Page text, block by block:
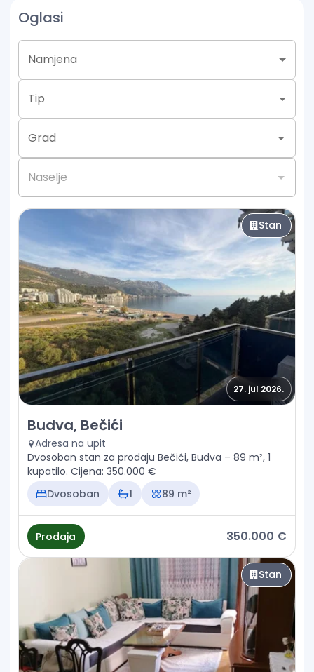
- Rent a car
- Usluge odrzavanja stanova/kuca
- Saradnja sa renomiranom agencijom za uredjenje
enterijera,projektovanje i renoviranje stanova i kuca.
Oglasi
Namjena
Tip
Grad
Naselje
Stan
27. jul 2026.
Prodaja - Stan Budva, Bečići
Budva, Bečići
Adresa na upit
Dvosoban stan za prodaju Bečići, Budva – 89 m², 1
kupatilo. Cijena: 350.000 €
Dvosoban
1 89 m²
Prodaja 350.000 €
Stan